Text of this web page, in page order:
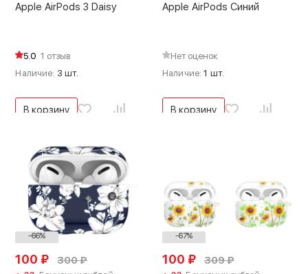
Apple AirPods 3 Daisy
5.0 1 отзыв
Наличие: 3 шт.
В корзину
Apple AirPods Синий
Нет оценок
Наличие:1 шт.
В корзину
-66%
100 ₽ 300₽
-67%
100 ₽ 309₽